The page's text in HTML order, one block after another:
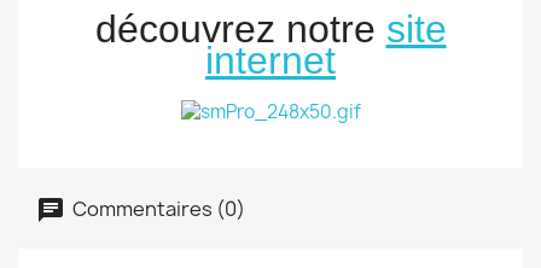
découvrez notre site
internet
Commentaires (0)